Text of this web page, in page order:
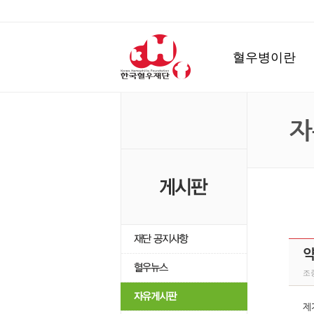
혈우병이란
조
제